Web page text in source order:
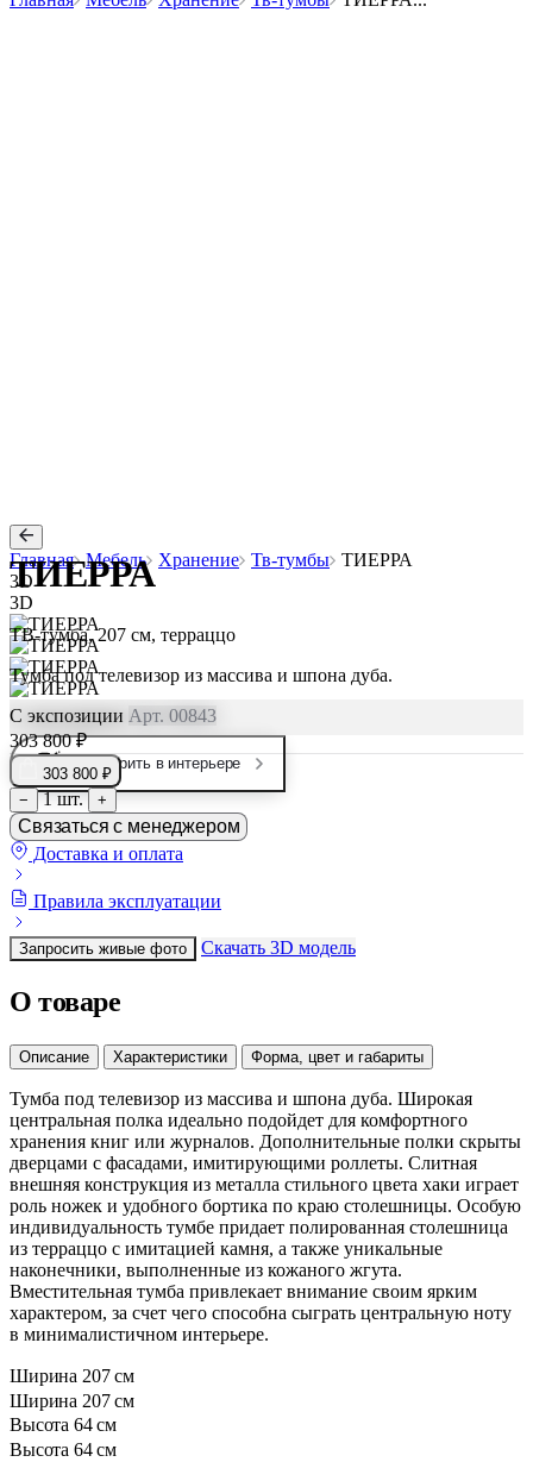
Главная Мебель Хранение Тв-тумбы ТИЕРРА
3D
3D
Примерить в интерьере
ТИЕРРА
ТВ-тумба, 207 см, терраццо
Тумба под телевизор из массива и шпона дуба.
С экспозиции Арт. 00843
303 800 ₽
303 800 ₽
−
1 шт. +
Связаться с менеджером
Доставка и оплата
Правила эксплуатации
Запросить живые фото Скачать 3D модель
О товаре
Описание Характеристики Форма, цвет и габариты
Тумба под телевизор из массива и шпона дуба. Широкая
центральная полка идеально подойдет для комфортного
хранения книг или журналов. Дополнительные полки скрыты
дверцами с фасадами, имитирующими роллеты. Слитная
внешняя конструкция из металла стильного цвета хаки играет
роль ножек и удобного бортика по краю столешницы. Особую
индивидуальность тумбе придает полированная столешница
из терраццо с имитацией камня, а также уникальные
наконечники, выполненные из кожаного жгута.
Вместительная тумба привлекает внимание своим ярким
характером, за счет чего способна сыграть центральную ноту
в минималистичном интерьере.
Ширина 207 см
Ширина 207 см
Высота 64 см
Высота 64 см